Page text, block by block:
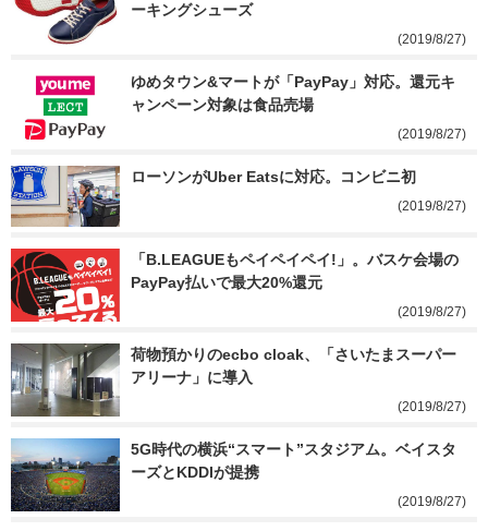
ーキングシューズ
(2019/8/27)
ゆめタウン&マートが「PayPay」対応。還元キ
ャンペーン対象は食品売場
(2019/8/27)
ローソンがUber Eatsに対応。コンビニ初
(2019/8/27)
「B.LEAGUEもペイペイペイ!」。バスケ会場の
PayPay払いで最大20%還元
(2019/8/27)
荷物預かりのecbo cloak、「さいたまスーパー
アリーナ」に導入
(2019/8/27)
5G時代の横浜“スマート”スタジアム。ベイスタ
ーズとKDDIが提携
(2019/8/27)